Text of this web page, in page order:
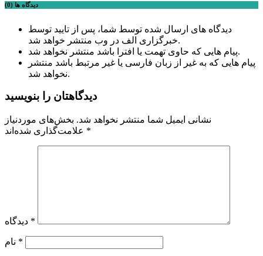
دیدگاه ها (0)
دیدگاه های ارسال شده توسط شما، پس از تایید توسط
خبرگزاری الف در وب منتشر خواهد شد.
پیام هایی که حاوی تهمت یا افترا باشد منتشر نخواهد شد.
پیام هایی که به غیر از زبان فارسی یا غیر مرتبط باشد منتشر
نخواهد شد.
دیدگاهتان را بنویسید
نشانی ایمیل شما منتشر نخواهد شد. بخش‌های موردنیاز
*
*
*